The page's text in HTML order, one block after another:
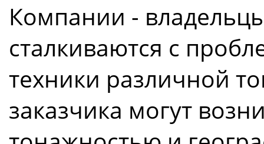
Компании -
сталкиваются с
техники различной
заказчика могут